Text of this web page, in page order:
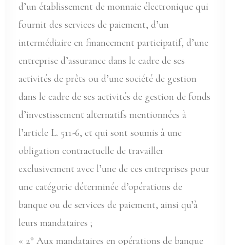
d’un établissement de monnaie électronique qui
fournit des services de paiement, d’un
intermédiaire en financement participatif, d’une
entreprise d’assurance dans le cadre de ses
activités de prêts ou d’une société de gestion
dans le cadre de ses activités de gestion de fonds
d’investissement alternatifs mentionnées à
l’article L. 511-6, et qui sont soumis à une
obligation contractuelle de travailler
exclusivement avec l’une de ces entreprises pour
une catégorie déterminée d’opérations de
banque ou de services de paiement, ainsi qu’à
leurs mandataires ;
« 2° Aux mandataires en opérations de banque